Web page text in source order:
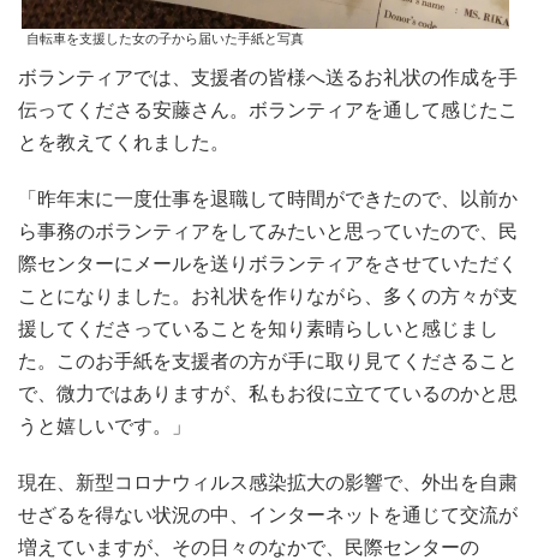
自転車を支援した女の子から届いた手紙と写真
ボランティアでは、⽀援者の皆様へ送るお礼状の作成を⼿
伝ってくださる安藤さん。ボランティアを通して感じたこ
とを教えてくれました。
「昨年末に⼀度仕事を退職して時間ができたので、以前か
ら事務のボランティアをしてみたいと思っていたので、⺠
際センターにメールを送りボランティアをさせていただく
ことになりました。お礼状を作りながら、多くの⽅々が⽀
援してくださっていることを知り素晴らしいと感じまし
た。このお⼿紙を⽀援者の⽅が⼿に取り⾒てくださること
で、微⼒ではありますが、私もお役に⽴てているのかと思
うと嬉しいです。」
現在、新型コロナウィルス感染拡⼤の影響で、外出を⾃粛
せざるを得ない状況の中、インターネットを通じて交流が
増えていますが、その⽇々のなかで、⺠際センターの